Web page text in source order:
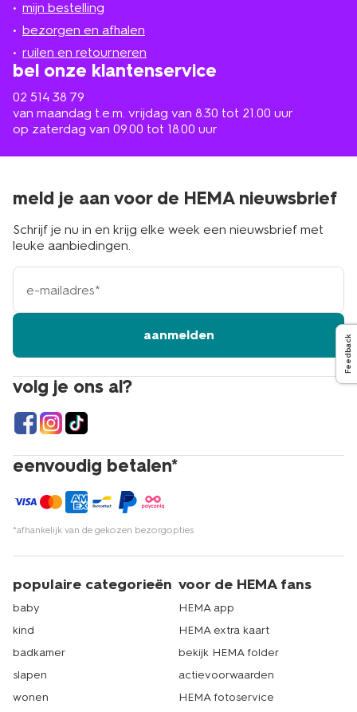
mijn bestelling
bezorgen en afhalen
ruilen en retourneren
bel onze klantenservice
02 514 38 79
van maandag t.e.m. vrijdag van 8.30 tot 21.00 uur
op zaterdag van 09.00 tot 18.00 uur
in
de
buurt
volg je ons al?
eenvoudig betalen*
*afhankelijk van de gekozen bezorgopties
meld je aan voor de HEMA nieuwsbrief
Schrijf je nu in en krijg elke week een nieuwsbrief met
leuke aanbiedingen.
e-
mailadres
aanmelden
populaire categorieën
baby
kind
badkamer
slapen
wonen
voor de HEMA fans
HEMA app
HEMA extra kaart
bekijk HEMA folder
actievoorwaarden
HEMA fotoservice
Feedback